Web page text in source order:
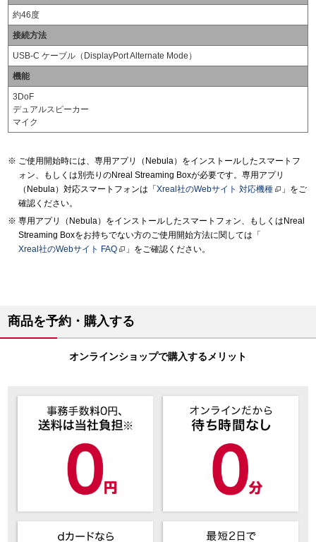
約46度
接続方法
USB-C ケーブル（DisplayPort Alternate Mode）
機能
3DoF
デュアルスピーカー
マイク
ご使用開始時には、専用アプリ（Nebula）をインストールしたスマートフ
ォン、もしくは別売りのNreal Streaming Boxが必要です。専用アプリ
（Nebula）対応スマートフォンは「Xreal社のWebサイト 対応機種
」をご
確認ください。
専用アプリ（Nebula）をインストールしたスマートフォン、もしくはNreal
Streaming Boxをお持ちでない方のご使用開始方法に関しては「
Xreal社のWebサイト FAQ
」をご確認ください。
商品を予約・購入する
オンラインショップで購入するメリット